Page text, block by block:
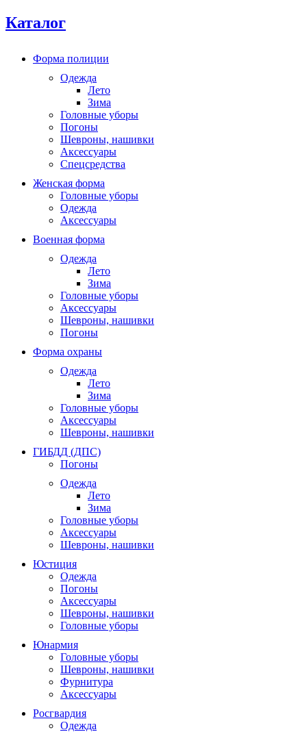
Каталог
Форма полиции
Одежда
Лето
Зима
Головные уборы
Погоны
Шевроны, нашивки
Аксессуары
Спецсредства
Женская форма
Головные уборы
Одежда
Аксессуары
Военная форма
Одежда
Лето
Зима
Головные уборы
Аксессуары
Шевроны, нашивки
Погоны
Форма охраны
Одежда
Лето
Зима
Головные уборы
Аксессуары
Шевроны, нашивки
ГИБДД (ДПС)
Погоны
Одежда
Лето
Зима
Головные уборы
Аксессуары
Шевроны, нашивки
Юстиция
Одежда
Погоны
Аксессуары
Шевроны, нашивки
Головные уборы
Юнармия
Головные уборы
Шевроны, нашивки
Фурнитура
Аксессуары
Росгвардия
Одежда